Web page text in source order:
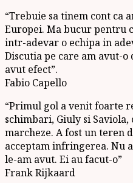
“Trebuie sa tinem cont ca
Europei. Ma bucur pentru
intr-adevar o echipa in
Discutia pe care am avut-
avut efect”.
Fabio Capello
“Primul gol a venit foarte
schimbari, Giuly si
marcheze. A fost un teren
acceptam infringerea. Nu
le-am avut. Ei au facut-o”
Frank Rijkaard